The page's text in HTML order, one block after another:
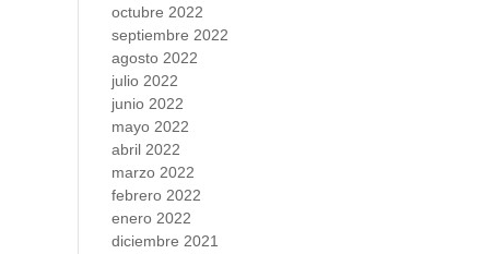
octubre 2022
septiembre 2022
agosto 2022
julio 2022
junio 2022
mayo 2022
abril 2022
marzo 2022
febrero 2022
enero 2022
diciembre 2021